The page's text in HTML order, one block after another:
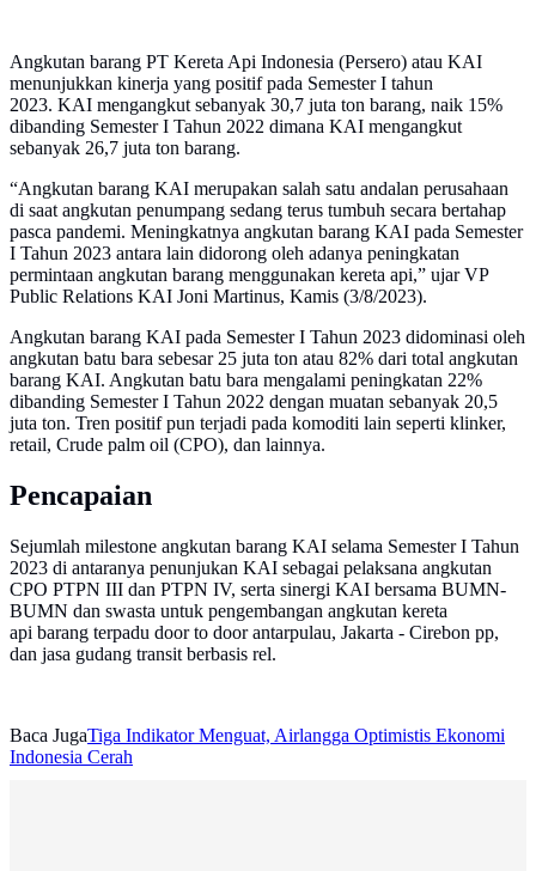
Angkutan barang PT Kereta Api Indonesia (Persero) atau KAI
menunjukkan kinerja yang positif pada Semester I tahun
2023. KAI mengangkut sebanyak 30,7 juta ton barang, naik 15%
dibanding Semester I Tahun 2022 dimana KAI mengangkut
sebanyak 26,7 juta ton barang.
“Angkutan barang KAI merupakan salah satu andalan perusahaan
di saat angkutan penumpang sedang terus tumbuh secara bertahap
pasca pandemi. Meningkatnya angkutan barang KAI pada Semester
I Tahun 2023 antara lain didorong oleh adanya peningkatan
permintaan angkutan barang menggunakan kereta api,” ujar VP
Public Relations KAI Joni Martinus, Kamis (3/8/2023).
Angkutan barang KAI pada Semester I Tahun 2023 didominasi oleh
angkutan batu bara sebesar 25 juta ton atau 82% dari total angkutan
barang KAI. Angkutan batu bara mengalami peningkatan 22%
dibanding Semester I Tahun 2022 dengan muatan sebanyak 20,5
juta ton. Tren positif pun terjadi pada komoditi lain seperti klinker,
retail, Crude palm oil (CPO), dan lainnya.
Pencapaian
Sejumlah milestone angkutan barang KAI selama Semester I Tahun
2023 di antaranya penunjukan KAI sebagai pelaksana angkutan
CPO PTPN III dan PTPN IV, serta sinergi KAI bersama BUMN-
BUMN dan swasta untuk pengembangan angkutan kereta
api barang terpadu door to door antarpulau, Jakarta - Cirebon pp,
dan jasa gudang transit berbasis rel.
Baca JugaTiga Indikator Menguat, Airlangga Optimistis Ekonomi
Indonesia Cerah